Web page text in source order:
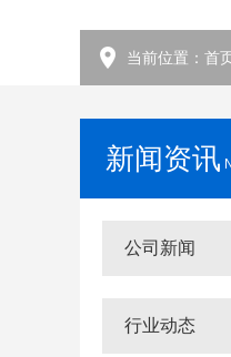
当前位置： 首
新闻资讯
公司新闻
行业动态